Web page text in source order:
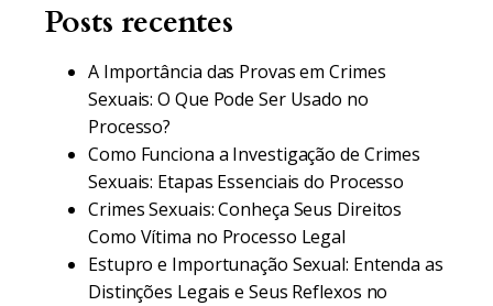
Posts recentes
A Importância das Provas em Crimes
Sexuais: O Que Pode Ser Usado no
Processo?
Como Funciona a Investigação de Crimes
Sexuais: Etapas Essenciais do Processo
Crimes Sexuais: Conheça Seus Direitos
Como Vítima no Processo Legal
Estupro e Importunação Sexual: Entenda as
Distinções Legais e Seus Reflexos no